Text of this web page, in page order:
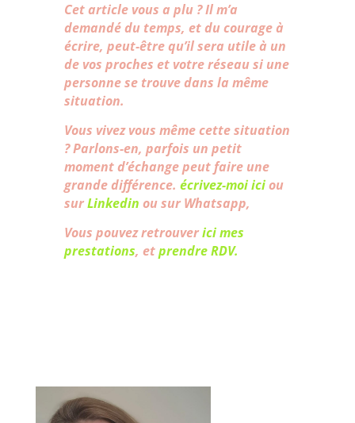
Cet article vous a plu ? Il m’a
demandé du temps, et du courage à
écrire, peut-être qu’il sera utile à un
de vos proches et votre réseau si une
personne se trouve dans la même
situation.
Vous vivez vous même cette situation
? Parlons-en, parfois un petit
moment d’échange peut faire une
grande différence. écrivez-moi iciou
surLinkedin ou sur Whatsapp,
Vous pouvez retrouverici mes
prestations, etprendre RDV.